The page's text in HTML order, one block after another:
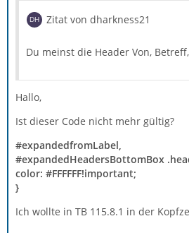
Zitat von dharkness21
Du meinst die Header Von,
Hallo,
Ist dieser Code nicht mehr gültig?
#expandedfromLabel,
#expandedHeadersBottomBox
color: #FFFFFF!important;
}
Ich wollte in TB 115.8.1 in der